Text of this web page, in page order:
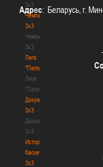
3x3
Чемпионат
3х3
Чемпионат
3х3
Лига
"Палова"
Лига
"Палова"
Документы
3х3
Документы
3х3
История
баскетбола
3х3
Адрес: Беларусь, г.